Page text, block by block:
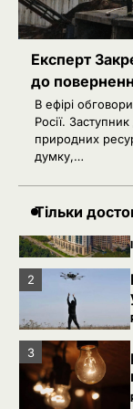
Експерт
до
В ефірі
Росії.
природних
думку,…
Тільки
4
1
2
3